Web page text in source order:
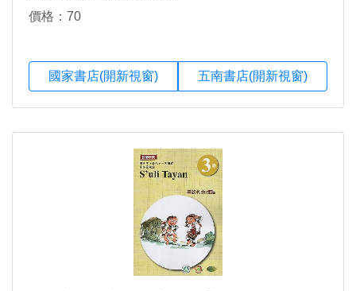
價格：70
國家書店(開新視窗) 五南書店(開新視窗)